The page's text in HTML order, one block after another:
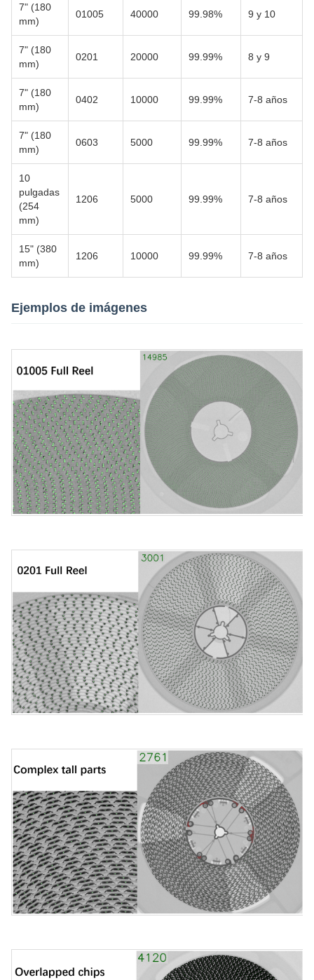
7" (180
mm)
01005 40000 99.98% 9 y 10
7" (180
mm)
0201 20000 99.99% 8 y 9
7" (180
mm)
0402 10000 99.99% 7-8 años
7" (180
mm)
0603 5000 99.99% 7-8 años
10
pulgadas
(254
mm)
1206 5000 99.99% 7-8 años
15" (380
mm)
1206 10000 99.99% 7-8 años
Ejemplos de imágenes